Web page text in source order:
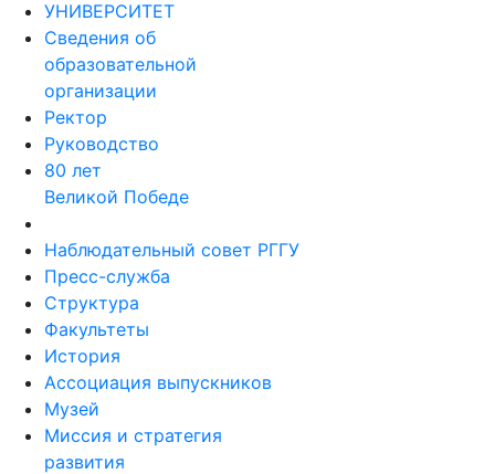
УНИВЕРСИТЕТ
Сведения об
образовательной
организации
Ректор
Руководство
80 лет
Великой Победе
Наблюдательный совет РГГУ
Пресс-служба
Структура
Факультеты
История
Ассоциация выпускников
Музей
Миссия и стратегия
развития